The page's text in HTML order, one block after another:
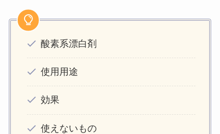
酸素系漂白剤
使用用途
効果
使えないもの